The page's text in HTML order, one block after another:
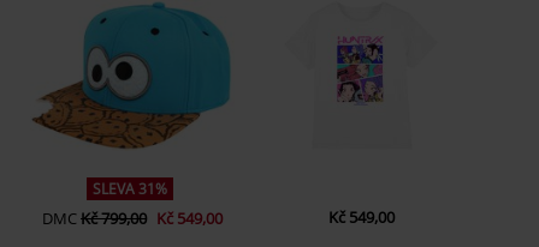
SLEVA 31%
DMCKč 799,00 Kč 549,00 Kč 549,00